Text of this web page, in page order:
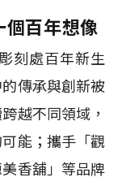
個百年想像
刻處百年新生
傳承與創新被
越不同領域，
能；攜手「觀
香舖」等品牌